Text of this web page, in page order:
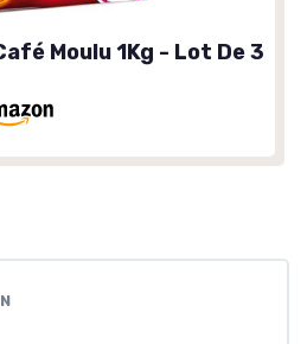
Moulu 1Kg - Lot De 3